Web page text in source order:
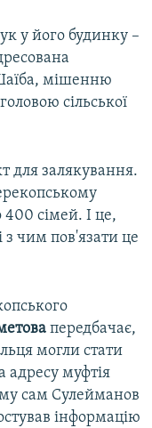
у його будинку –
мішенню
сільської
для залякування.
сімей. І це,
чим пов'язати це
передбачає,
могли стати
адресу муфтія
сам Сулейманов
інформацію